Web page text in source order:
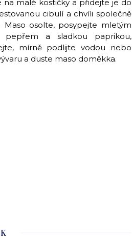
na malé kostičky a přidejte je do
cibulí a chvíli společně
Maso osolte, posypejte mletým
pepřem a sladkou paprikou,
mírně podlijte vodou nebo
a duste maso doměkka.